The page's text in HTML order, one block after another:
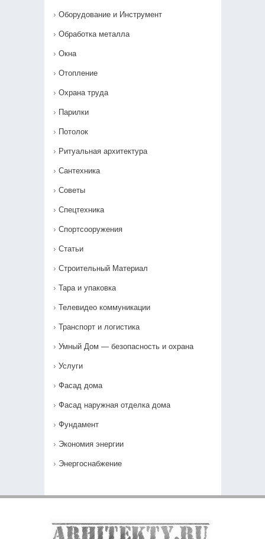
Оборудование и Инструмент
Обработка металла
Окна
Отопление
Охрана труда
Парилки
Потолок
Ритуальная архитектура
Сантехника
Советы
Спецтехника
Спортсооружения
Статьи
Строительный Материал
Тара и упаковка
Телевидео коммуникации
Транспорт и логистика
Умный Дом — безопасность и охрана
Услуги
Фасад дома
Фасад наружная отделка дома
Фундамент
Экономия энергии
Энергоснабжение